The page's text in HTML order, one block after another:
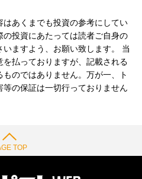
あくまでも投資の参考にしてい
投資にあたっては読者ご自身の
ますよう、お願い致します。 当
払っておりますが、記載される
のではありません。万が一、ト
の保証は一切行っておりません
TOP